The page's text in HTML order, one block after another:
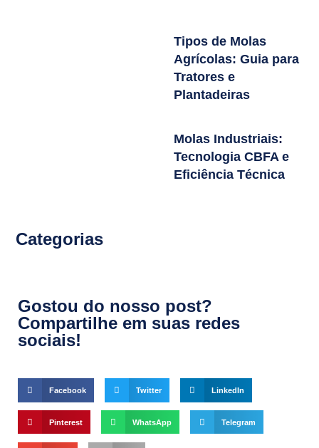
Tipos de Molas
Agrícolas: Guia para
Tratores e
Plantadeiras
Molas Industriais:
Tecnologia CBFA e
Eficiência Técnica
Categorias
Gostou do nosso post?
Compartilhe em suas redes
sociais!
Facebook Twitter LinkedIn
Pinterest WhatsApp Telegram